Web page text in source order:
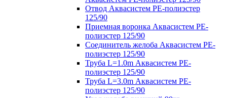
Отвод Аквасистем РЕ-полиэстер
125/90
Приемная воронка Аквасистем PE-
полиэстер 125/90
Соединитель желоба Аквасистем PE-
полиэстер 125/90
Труба L=1.0m Аквасистем PE-
полиэстер 125/90
Труба L=3.0m Аквасистем PE-
полиэстер 125/90